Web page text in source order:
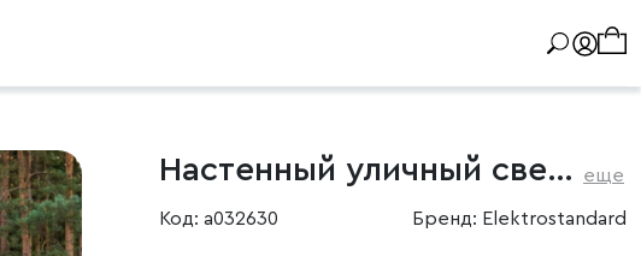
Настенный уличный светильник 1450 Techno черный IP54 еще
Код: a032630 Бренд: Elektrostandard